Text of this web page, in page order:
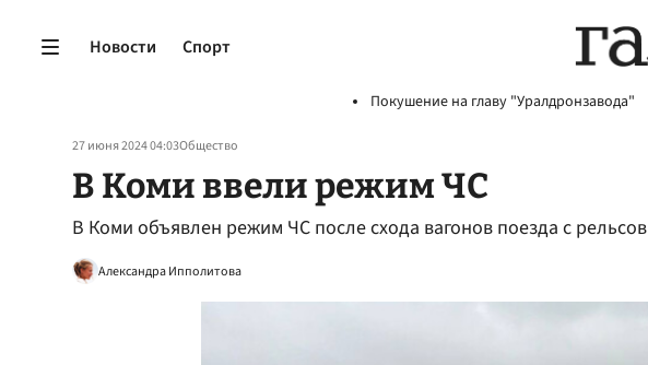
Новости Спорт
Покушение на главу "Уралдронзавода"
27 июня 2024 04:03Общество
В Коми ввели режим ЧС
В Коми объявлен режим ЧС после схода вагонов поезда с рельсов
Александра Ипполитова